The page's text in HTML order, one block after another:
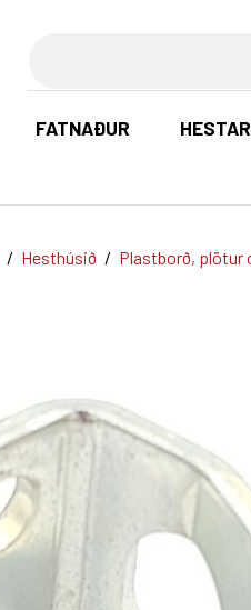
FATNAÐUR HESTAR
/ Hesthúsið / Plastborð, plötur